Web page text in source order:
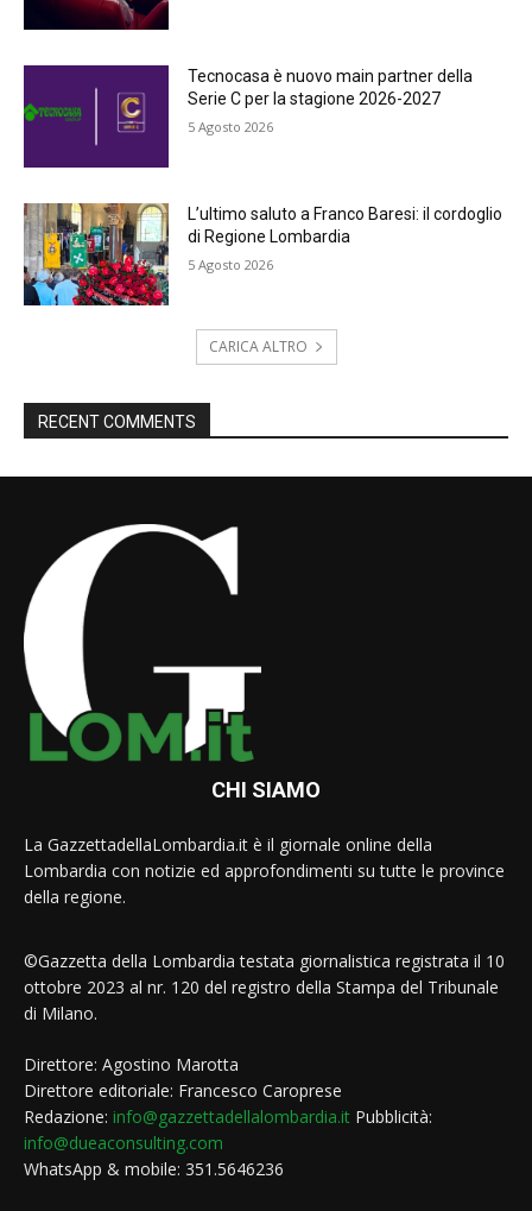
Tecnocasa è nuovo main partner della
Serie C per la stagione 2026-2027
5 Agosto 2026
L’ultimo saluto a Franco Baresi: il cordoglio
di Regione Lombardia
5 Agosto 2026
CARICA ALTRO
RECENT COMMENTS
CHI SIAMO
La GazzettadellaLombardia.it è il giornale online della
Lombardia con notizie ed approfondimenti su tutte le province
della regione.
©Gazzetta della Lombardia testata giornalistica registrata il 10
ottobre 2023 al nr. 120 del registro della Stampa del Tribunale
di Milano.
Direttore: Agostino Marotta
Direttore editoriale: Francesco Caroprese
Redazione: info@gazzettadellalombardia.it Pubblicità:
info@dueaconsulting.com
WhatsApp & mobile: 351.5646236